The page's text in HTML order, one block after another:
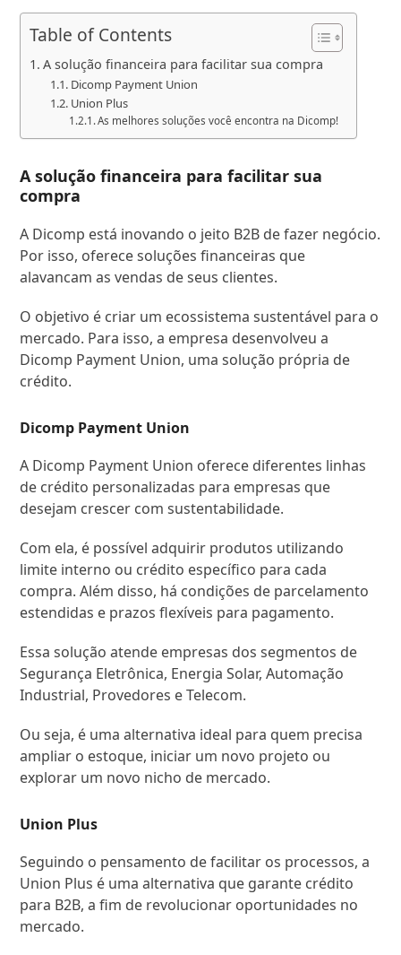
Table of Contents
A solução financeira para facilitar sua compra
Dicomp Payment Union
Union Plus
As melhores soluções você encontra na Dicomp!
A solução financeira para facilitar sua
compra
A Dicomp está inovando o jeito B2B de fazer negócio.
Por isso, oferece soluções financeiras que
alavancam as vendas de seus clientes.
O objetivo é criar um ecossistema sustentável para o
mercado. Para isso, a empresa desenvolveu a
Dicomp Payment Union, uma solução própria de
crédito.
Dicomp Payment Union
A Dicomp Payment Union oferece diferentes linhas
de crédito personalizadas para empresas que
desejam crescer com sustentabilidade.
Com ela, é possível adquirir produtos utilizando
limite interno ou crédito específico para cada
compra. Além disso, há condições de parcelamento
estendidas e prazos flexíveis para pagamento.
Essa solução atende empresas dos segmentos de
Segurança Eletrônica, Energia Solar, Automação
Industrial, Provedores e Telecom.
Ou seja, é uma alternativa ideal para quem precisa
ampliar o estoque, iniciar um novo projeto ou
explorar um novo nicho de mercado.
Union Plus
Seguindo o pensamento de facilitar os processos, a
Union Plus é uma alternativa que garante crédito
para B2B, a fim de revolucionar oportunidades no
mercado.